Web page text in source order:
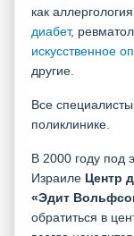
как
диабет,
искусственное
другие.
Все
поликлинике.
В 2000 году под
Израиле Центр
«Эдит
обратиться в